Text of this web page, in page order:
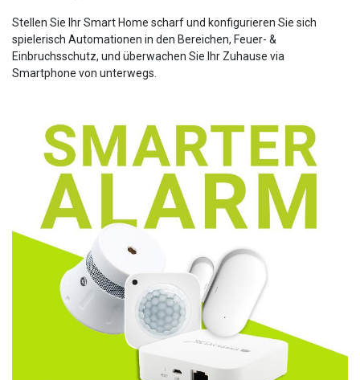
Stellen Sie Ihr Smart Home scharf und konfigurieren Sie sich
spielerisch Automationen in den Bereichen, Feuer- &
Einbruchsschutz, und überwachen Sie Ihr Zuhause via
Smartphone von unterwegs.